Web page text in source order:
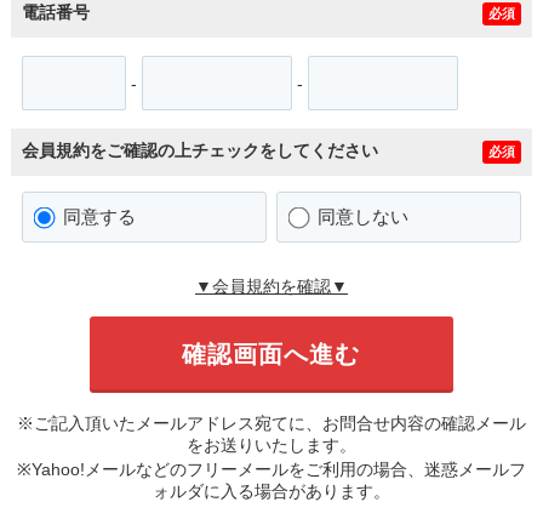
電話番号 必須
- -
会員規約をご確認の上チェックをしてください 必須
同意する 同意しない
▼会員規約を確認▼
※ご記入頂いたメールアドレス宛てに、お問合せ内容の確認メール
をお送りいたします。
※Yahoo!メールなどのフリーメールをご利用の場合、迷惑メールフ
ォルダに入る場合があります。